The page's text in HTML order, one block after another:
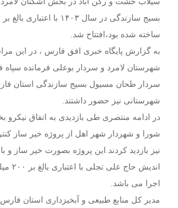
ساخته شده بود،افتتاح شد.
به گزارش پایگاه خبری افق فارس ، در این
شهرستان لامرد و سردار بوعلی فرمانده
سردار طحان مسیول بسیج سازندگی استان
شهرستانی نیز حضور داشتند.
در ادامه منتصری طی بازدیدی به اتفاق نیکرو
شورا و شهردار شهر اهل از پروژه خیر ساز
نیز بازدید کردند.این پروژه بصورت خیر ساز و
اندیش حاج
اجرا می باشد.
مدیر کل منابع طبیعی و آبخیزداری استان فارس